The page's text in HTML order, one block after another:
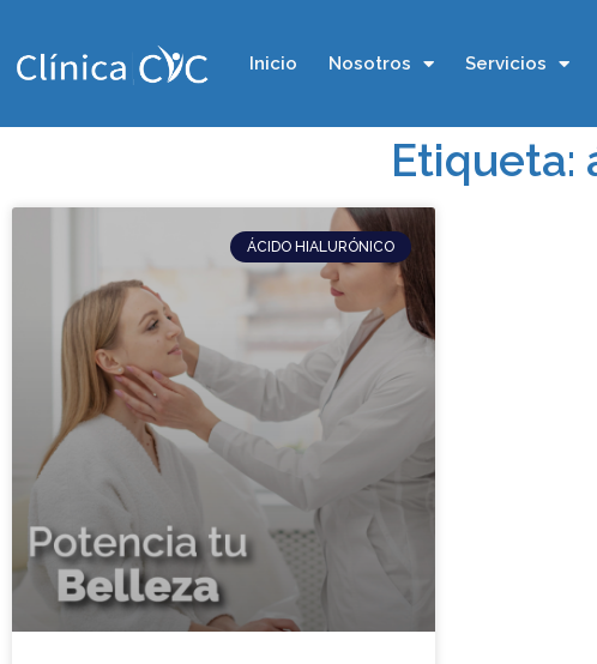
Inicio Nosotros Servicios
Etiqueta:
ÁCIDO HIALURÓNICO